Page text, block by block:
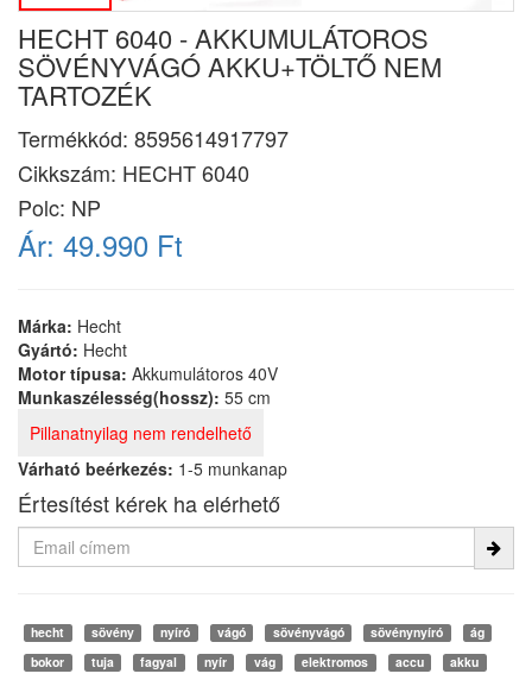
HECHT 6040 - AKKUMULÁTOROS
SÖVÉNYVÁGÓ AKKU+TÖLTŐ NEM
TARTOZÉK
Termékkód: 8595614917797
Cikkszám: HECHT 6040
Polc: NP
Ár: 49.990 Ft
Márka: Hecht
Gyártó: Hecht
Motor típusa: Akkumulátoros 40V
Munkaszélesség(hossz): 55 cm
Pillanatnyilag nem rendelhető
Várható beérkezés: 1-5 munkanap
Értesítést kérek ha elérhető
hecht sövény nyíró vágó sövényvágó sövénynyíró
ág
bokor
tuja fagyal nyír vág elektromos accu
akku